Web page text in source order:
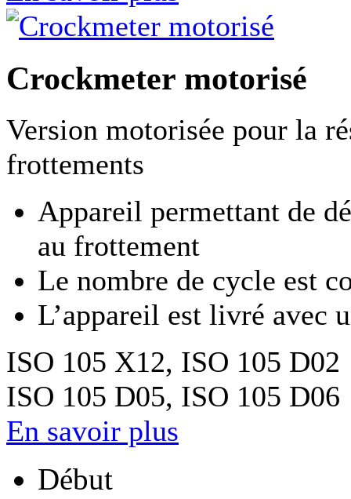
Crockmeter motorisé
Version motorisée pour la
frottements
Appareil permettant de
au frottement
Le nombre de cycle est
L’appareil est livré avec
ISO 105 X12, ISO 105 D02
ISO 105 D05, ISO 105 D06
En savoir plus
Début